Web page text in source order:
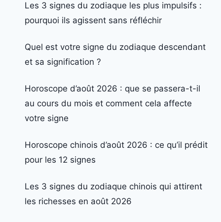
Les 3 signes du zodiaque les plus impulsifs :
pourquoi ils agissent sans réfléchir
Quel est votre signe du zodiaque descendant
et sa signification ?
Horoscope d’août 2026 : que se passera-t-il
au cours du mois et comment cela affecte
votre signe
Horoscope chinois d’août 2026 : ce qu’il prédit
pour les 12 signes
Les 3 signes du zodiaque chinois qui attirent
les richesses en août 2026